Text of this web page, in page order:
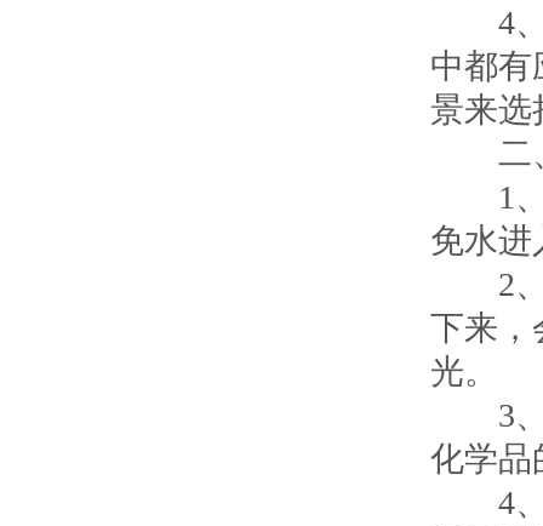
4、
中都有
景来选
二、
1、
免水进
2、
下来，
光。
3、
化学品
4、